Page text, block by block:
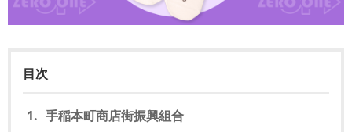
目次
手稲本町商店街振興組合